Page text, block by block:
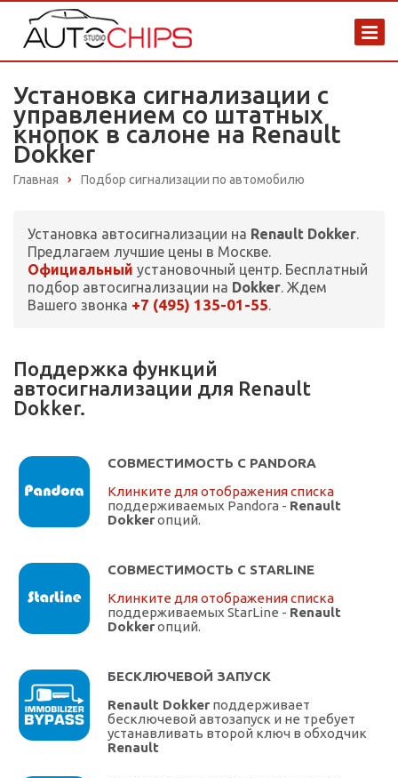
Установка сигнализации с
управлением со штатных
кнопок в салоне на Renault
Dokker
Главная Подбор сигнализации по автомобилю
Установка автосигнализации на Renault Dokker.
Предлагаем лучшие цены в Москве.
Официальный установочный центр. Бесплатный
подбор автосигнализации на Dokker. Ждем
Вашего звонка +7 (495) 135-01-55.
Поддержка функций
автосигнализации для Renault
Dokker.
СОВМЕСТИМОСТЬ С PANDORA
Клинките для отображения списка
поддерживаемых Pandora - Renault
Dokkerопций.
СОВМЕСТИМОСТЬ С STARLINE
Клинките для отображения списка
поддерживаемых StarLine - Renault
Dokkerопций.
БЕСКЛЮЧЕВОЙ ЗАПУСК
Renault Dokker поддерживает
бесключевой автозапуск и не требует
устанавливать второй ключ в обходчик
Renault